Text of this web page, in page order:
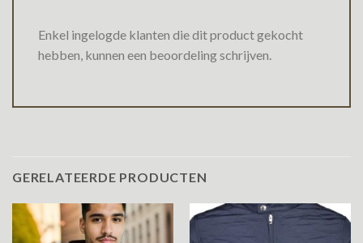
Enkel ingelogde klanten die dit product gekocht
hebben, kunnen een beoordeling schrijven.
GERELATEERDE PRODUCTEN